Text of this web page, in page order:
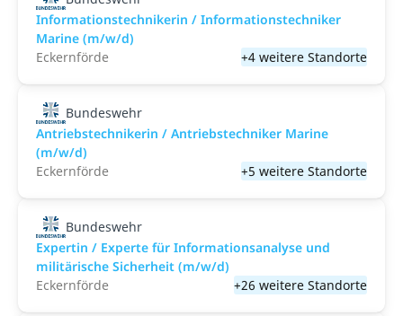
Informationstechnikerin / Informationstechniker
Marine (m/w/d)
Eckernförde
+4 weitere Standorte
Bundeswehr
Antriebstechnikerin / Antriebstechniker Marine
(m/w/d)
Eckernförde
+5 weitere Standorte
Bundeswehr
Expertin / Experte für Informationsanalyse und
militärische Sicherheit (m/w/d)
Eckernförde
+26 weitere Standorte